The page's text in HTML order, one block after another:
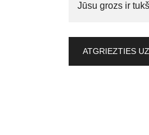
Jūsu grozs ir
ATGRIEZTIES